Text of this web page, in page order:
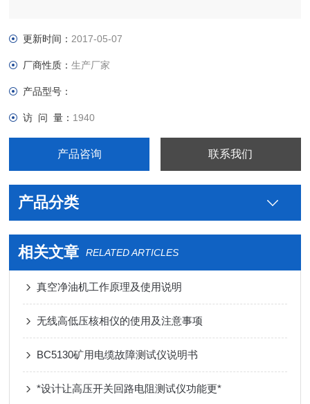
更新时间： 2017-05-07
厂商性质：生产厂家
产品型号：
访 问 量： 1940
产品咨询 联系我们
产品分类
相关文章 RELATED ARTICLES
真空净油机工作原理及使用说明
无线高低压核相仪的使用及注意事项
BC5130矿用电缆故障测试仪说明书
*设计让高压开关回路电阻测试仪功能更*